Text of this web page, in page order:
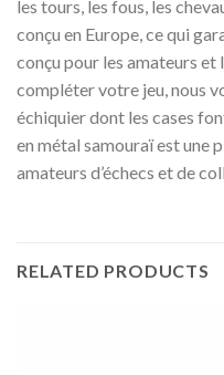
les tours, les fous, les
conçu en Europe, ce qui
conçu pour les amateurs
compléter votre jeu, nous
échiquier dont les cases
en métal samouraï est une
amateurs d’échecs et de
RELATED PRODUCTS